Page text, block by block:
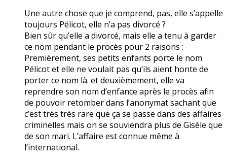
Une autre chose que je comprend, pas, elle s’appelle
toujours Pélicot, elle n’a pas divorcé ?
Bien sûr qu’elle a divorcé, mais elle a tenu à garder
ce nom pendant le procès pour 2 raisons :
Premièrement, ses petits enfants porte le nom
Pélicot et elle ne voulait pas qu’ils aient honte de
porter ce nom là. et deuxièmement, elle va
reprendre son nom d’enfance après le procès afin
de pouvoir retomber dans l’anonymat sachant que
c’est très très rare que ça se passe dans des affaires
criminelles mais on se souviendra plus de Gisèle que
de son mari. L’affaire est connue même à
l’international.